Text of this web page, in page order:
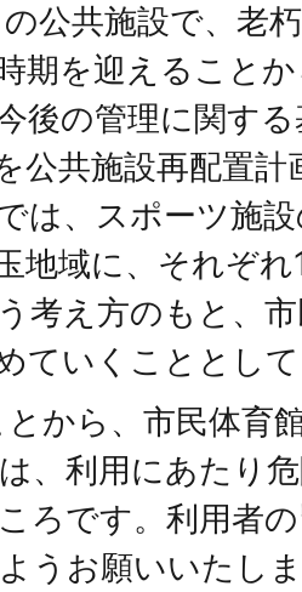
公共施設で、老
期を迎えること
後の管理に関す
公共施設再配置
は、スポーツ施
地域に、それぞ
考え方のもと、
ていくこととし
から、市民体育
、利用にあたり
ろです。利用者
うお願いいたし